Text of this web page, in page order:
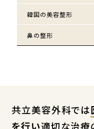
韓国の美容整形
鼻の整形
共立美容外科では
を行い適切な治療